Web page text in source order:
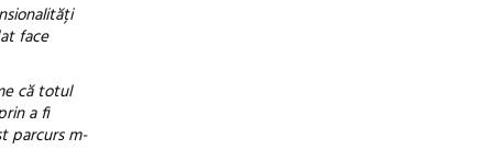
face
că totul
a fi
parcurs m-